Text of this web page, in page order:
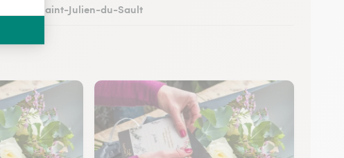
à Saint-Julien-du-Sault
à Saint-Florentin